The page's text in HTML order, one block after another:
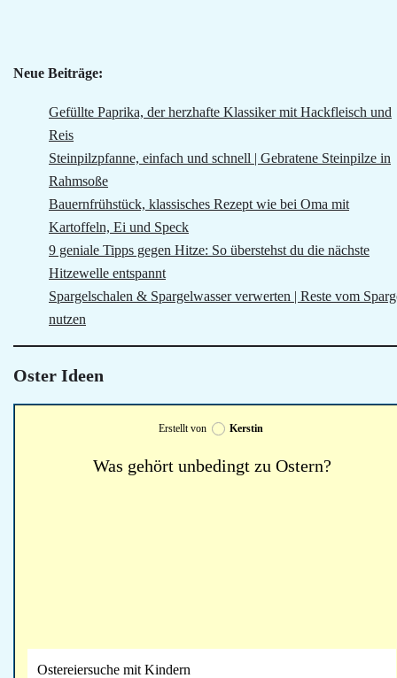
Neue Beiträge:
Gefüllte Paprika, der herzhafte Klassiker mit Hackfleisch und
Reis
Steinpilzpfanne, einfach und schnell | Gebratene Steinpilze in
Rahmsoße
Bauernfrühstück, klassisches Rezept wie bei Oma mit
Kartoffeln, Ei und Speck
9 geniale Tipps gegen Hitze: So überstehst du die nächste
Hitzewelle entspannt
Spargelschalen & Spargelwasser verwerten | Reste vom
nutzen
Oster Ideen
Erstellt von Kerstin
Was gehört unbedingt zu Ostern?
Ostereiersuche mit Kindern